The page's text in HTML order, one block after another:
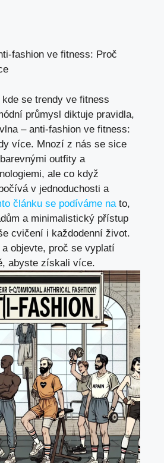
fashion ve fitness: Proč
se trendy ve fitness
průmysl diktuje pravidla,
– anti-fashion ve fitness:
více. Mnozí z nás se sice
outfity a
ale co když
v jednoduchosti a
článku se podíváme na to,
a minimalistický přístup
cvičení i každodenní život.
objevte, proč se vyplatí
abyste získali více.